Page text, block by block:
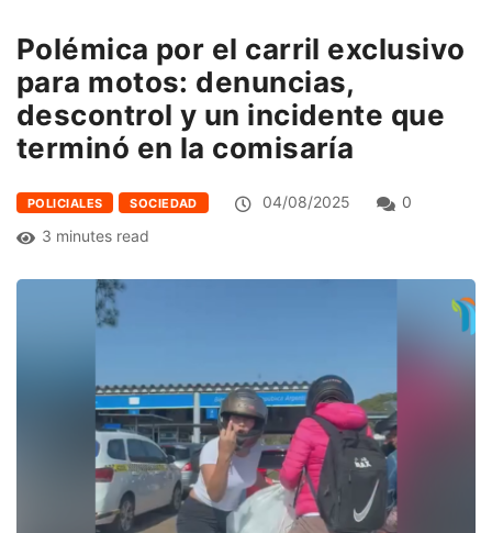
Polémica por el carril exclusivo
para motos: denuncias,
descontrol y un incidente que
terminó en la comisaría
POLICIALES SOCIEDAD 04/08/2025
0
3 minutes read